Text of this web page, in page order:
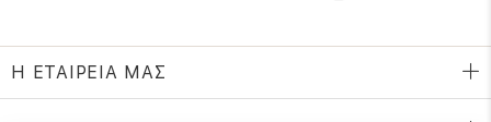
Η ΕΤΑΙΡΕΙΑ ΜΑΣ